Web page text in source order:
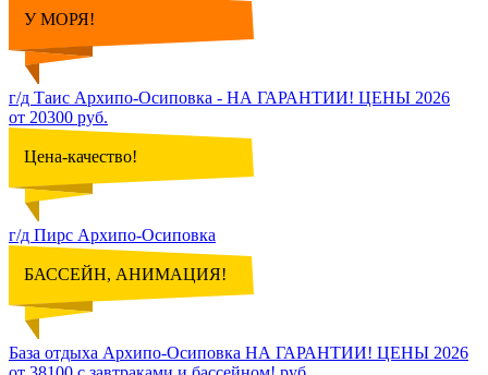
У МОРЯ!
г/д Таис Архипо-Осиповка - НА ГАРАНТИИ! ЦЕНЫ 2026
от 20300 руб.
Цена-качество!
г/д Пирс Архипо-Осиповка
БАССЕЙН, АНИМАЦИЯ!
База отдыха Архипо-Осиповка НА ГАРАНТИИ! ЦЕНЫ 2026